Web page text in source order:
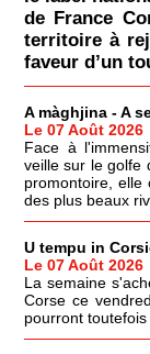
de France
territoire à
faveur d’un
A màghjina - A
Le 07 Août 2026
Face à
veille sur le golfe
promontoire, elle
des plus beaux
U tempu in
Le 07 Août 2026
La semaine
Corse ce
pourront